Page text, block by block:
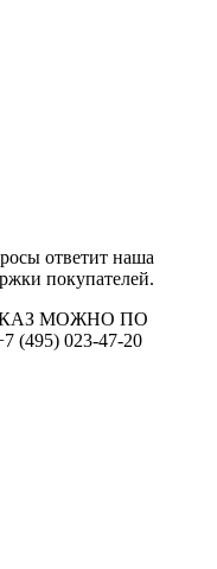
ответит наша
покупателей.
МОЖНО ПО
023-47-20